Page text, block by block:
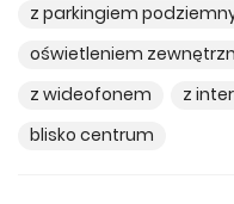
z parkingiem
oświetleniem
z wideofonem
z
blisko centrum